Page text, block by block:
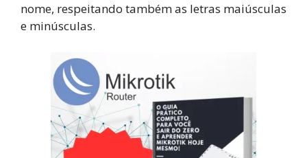
nome, respeitando também as letras maiúsculas
e minúsculas.